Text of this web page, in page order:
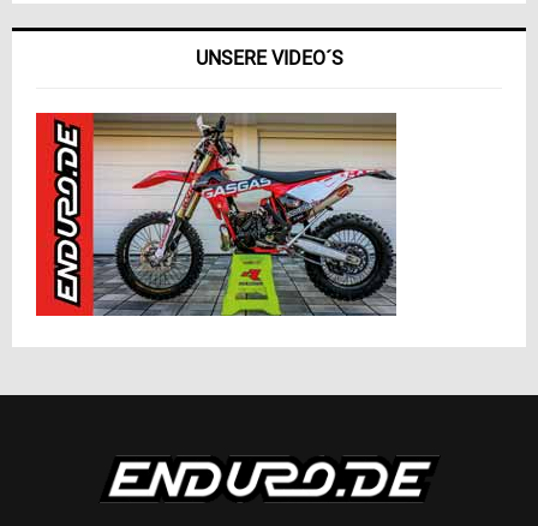
UNSERE VIDEO´S